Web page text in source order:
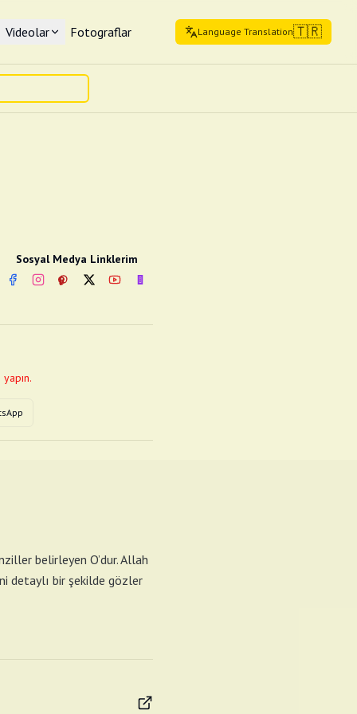
Videolar Fotograflar Language Translation🇹🇷
Sosyal Medya Linklerim
FacebookInstagram
PinterestTwitterYouTubenextsosyal
belirleyen O’dur. Allah
detaylı bir şekilde gözler